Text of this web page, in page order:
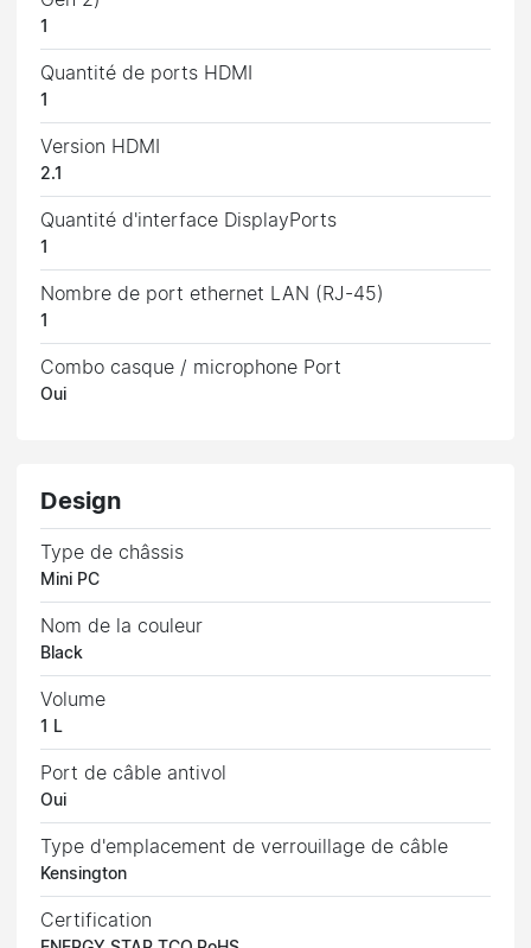
1
Quantité de ports HDMI
1
Version HDMI
2.1
Quantité d'interface DisplayPorts
1
Nombre de port ethernet LAN (RJ-45)
1
Combo casque / microphone Port
Oui
Design
Type de châssis
Mini PC
Nom de la couleur
Black
Volume
1 L
Port de câble antivol
Oui
Type d'emplacement de verrouillage de câble
Kensington
Certification